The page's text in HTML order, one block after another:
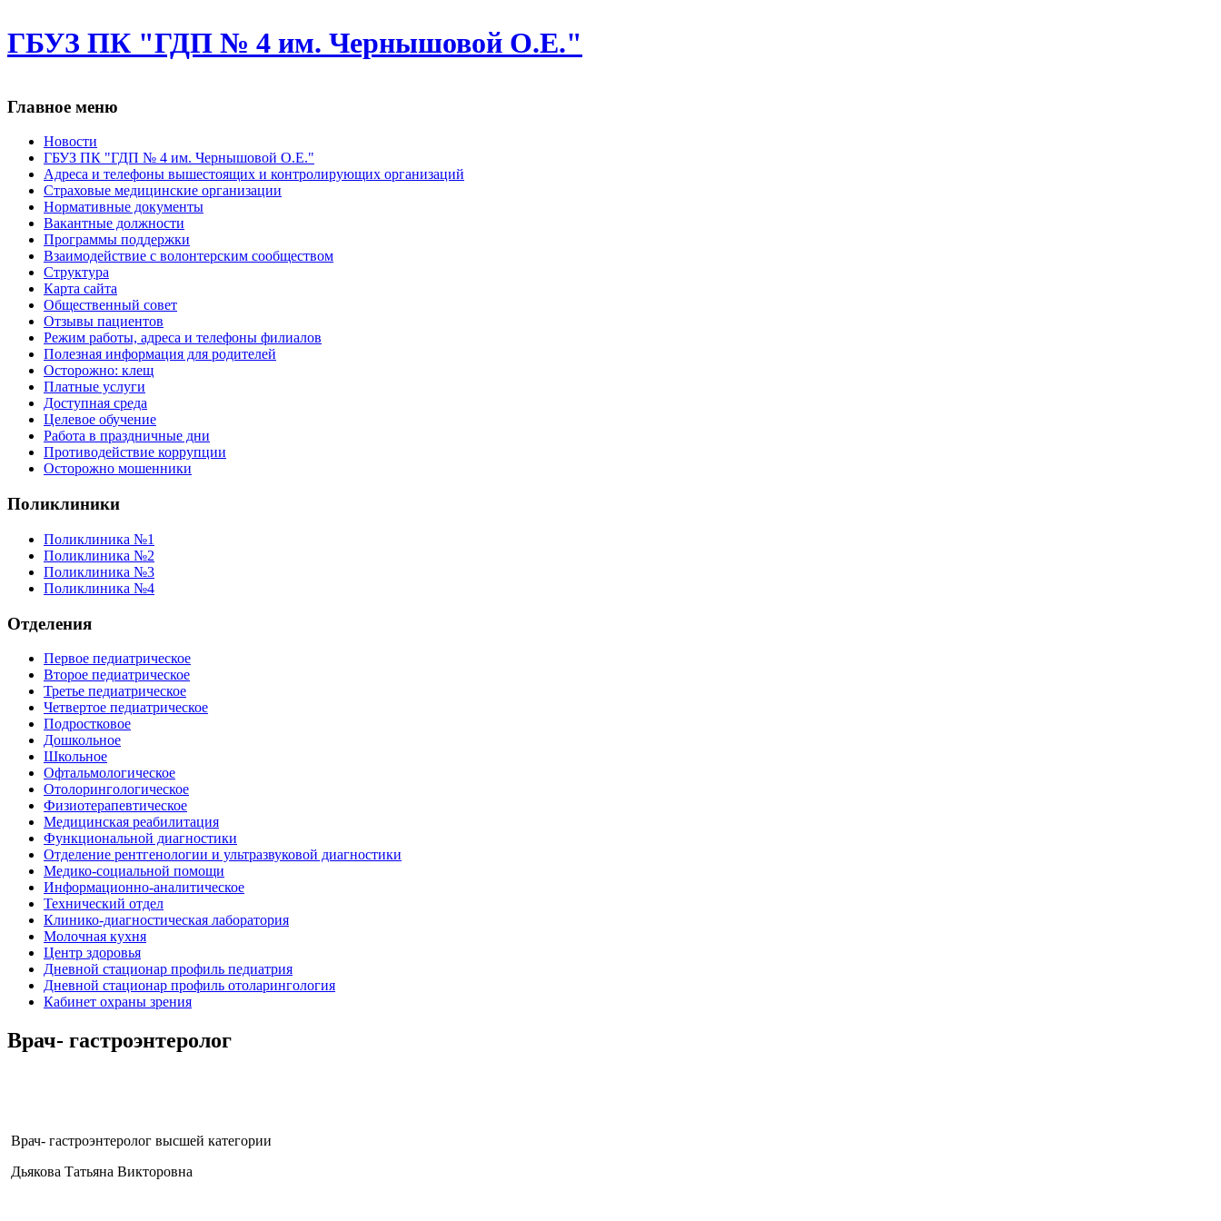
ГБУЗ ПК "ГДП № 4 им. Чернышовой О.Е."
Главное меню
Новости
ГБУЗ ПК "ГДП № 4 им. Чернышовой О.Е."
Адреса и телефоны вышестоящих и контролирующих организаций
Cтраховые медицинские организации
Нормативные документы
Вакантные должности
Программы поддержки
Взаимодействие с волонтерским сообществом
Структура
Карта сайта
Общественный совет
Отзывы пациентов
Режим работы, адреса и телефоны филиалов
Полезная информация для родителей
Осторожно: клещ
Платные услуги
Доступная среда
Целевое обучение
Работа в праздничные дни
Противодействие коррупции
Осторожно мошенники
Поликлиники
Поликлиника №1
Поликлиника №2
Поликлиника №3
Поликлиника №4
Отделения
Первое педиатрическое
Второе педиатрическое
Третье педиатрическое
Четвертое педиатрическое
Подростковое
Дошкольное
Школьное
Офтальмологическое
Отолорингологическое
Физиотерапевтическое
Медицинская реабилитация
Функциональной диагностики
Отделение рентгенологии и ультразвуковой диагностики
Медико-социальной помощи
Информационно-аналитическое
Технический отдел
Клинико-диагностическая лаборатория
Молочная кухня
Центр здоровья
Дневной стационар профиль педиатрия
Дневной стационар профиль отоларингология
Кабинет охраны зрения
Здесь можнокупитьрыболовные катушки
Врач- гастроэнтеролог
Врач- гастроэнтеролог высшей категории
Дьякова Татьяна Викторовна